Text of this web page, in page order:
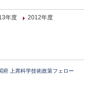
年度
2012年度
府 上席科学技術政策フェロー